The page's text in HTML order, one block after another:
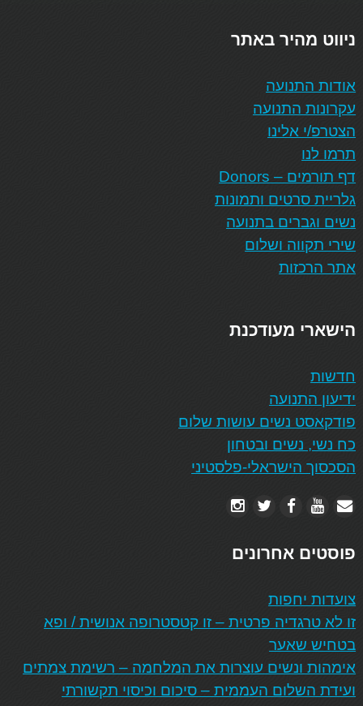
ניווט מהיר באתר
אודות התנועה
עקרונות התנועה
הצטרפ/י אלינו
תרמו לנו
דף תורמים – Donors
גלריית סרטים ותמונות
נשים וגברים בתנועה
שירי תקווה ושלום
אתר הרכזות
הישארי מעודכנת
חדשות
ידיעון התנועה
פודקאסט נשים עושות שלום
כח נשי, נשים ובטחון
הסכסוך הישראלי-פלסטיני
פוסטים אחרונים
צועדות יחפות
זו לא טרגדיה פרטית – זו קטסטרופה אנושית / ופא
בטחיש שאער
אימהות ונשים עוצרות את המלחמה – רשימת צמתים
ועידת השלום העממית – סיכום וכיסוי תקשורתי